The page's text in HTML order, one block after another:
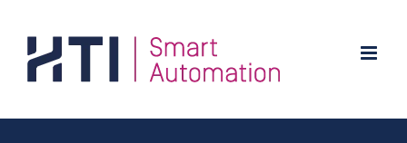
Inhalt
springen